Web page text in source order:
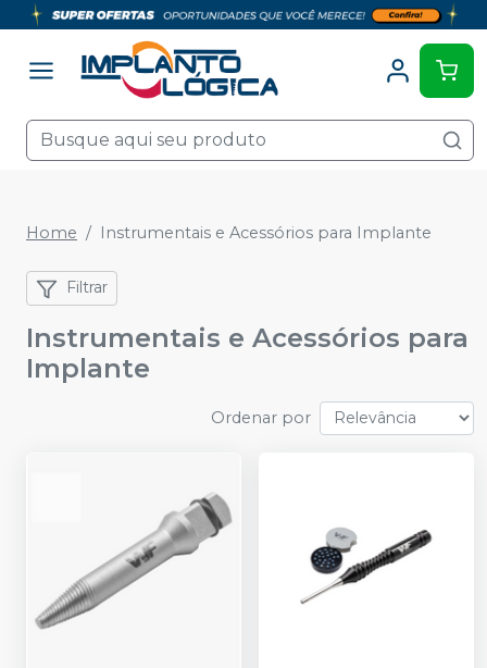
Home Instrumentais e Acessórios para Implante
Filtrar
Instrumentais e Acessórios para
Implante
Ordenar por